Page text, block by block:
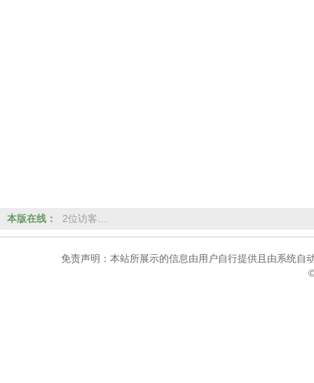
本版在线： 2位访客…
免责声明：本站所展示的信息由用户自行提供且由系统